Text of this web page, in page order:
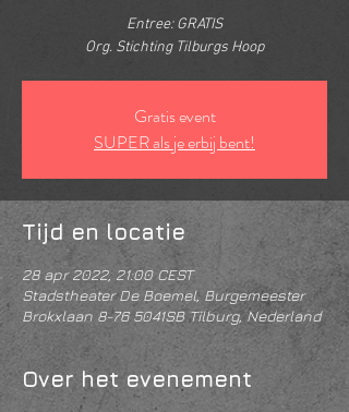
Entree: GRATIS
Org. Stichting Tilburgs Hoop
Gratis event
SUPER als je erbij bent!
Tijd en locatie
28 apr 2022, 21:00 CEST
Stadstheater De Boemel, Burgemeester
Brokxlaan 8-76 5041SB Tilburg, Nederland
Over het evenement